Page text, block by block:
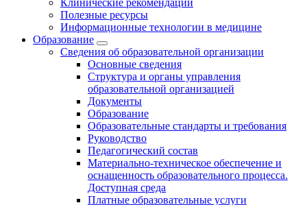
Клинические рекомендации
Полезные ресурсы
Информационные технологии в медицине
Образование
Сведения об образовательной организации
Основные сведения
Структура и органы управления
образовательной организацией
Документы
Образование
Образовательные стандарты и требования
Руководство
Педагогический состав
Материально-техническое обеспечение и
оснащенность образовательного процесса.
Доступная среда
Платные образовательные услуги